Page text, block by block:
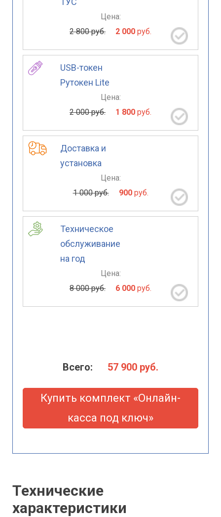
Цена:
2 800 руб.
2 000 руб.
USB-токен
Рутокен Lite
Цена:
2 000 руб.
1 800 руб.
Доставка и
установка
Цена:
1 000 руб.
900руб.
Техническое
обслуживание
на год
Цена:
8 000 руб.
6 000 руб.
Всего: 57 900 руб.
Купить комплект «Онлайн-
касса под ключ»
Технические
характеристики